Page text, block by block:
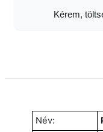
Kérem,
Név: